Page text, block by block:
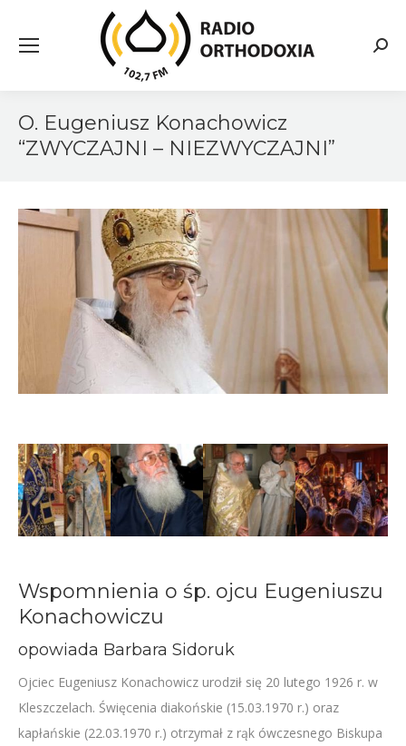
O. Eugeniusz Konachowicz
“ZWYCZAJNI – NIEZWYCZAJNI”
Wspomnienia o śp. ojcu Eugeniuszu
Konachowiczu
opowiada Barbara Sidoruk
Ojciec Eugeniusz Konachowicz urodził się 20 lutego 1926 r. w
Kleszczelach. Święcenia diakońskie (15.03.1970 r.) oraz
kapłańskie (22.03.1970 r.) otrzymał z rąk ówczesnego Biskupa